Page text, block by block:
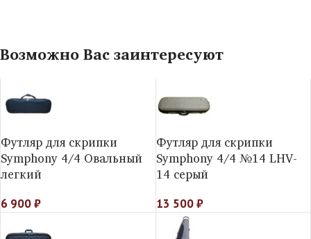
Возможно Вас заинтересуют
Футляр для скрипки
Symphony 4/4 Овальный
легкий
6 900₽
Футляр для скрипки
Symphony 4/4 №14 LHV-
14 серый
13 500₽